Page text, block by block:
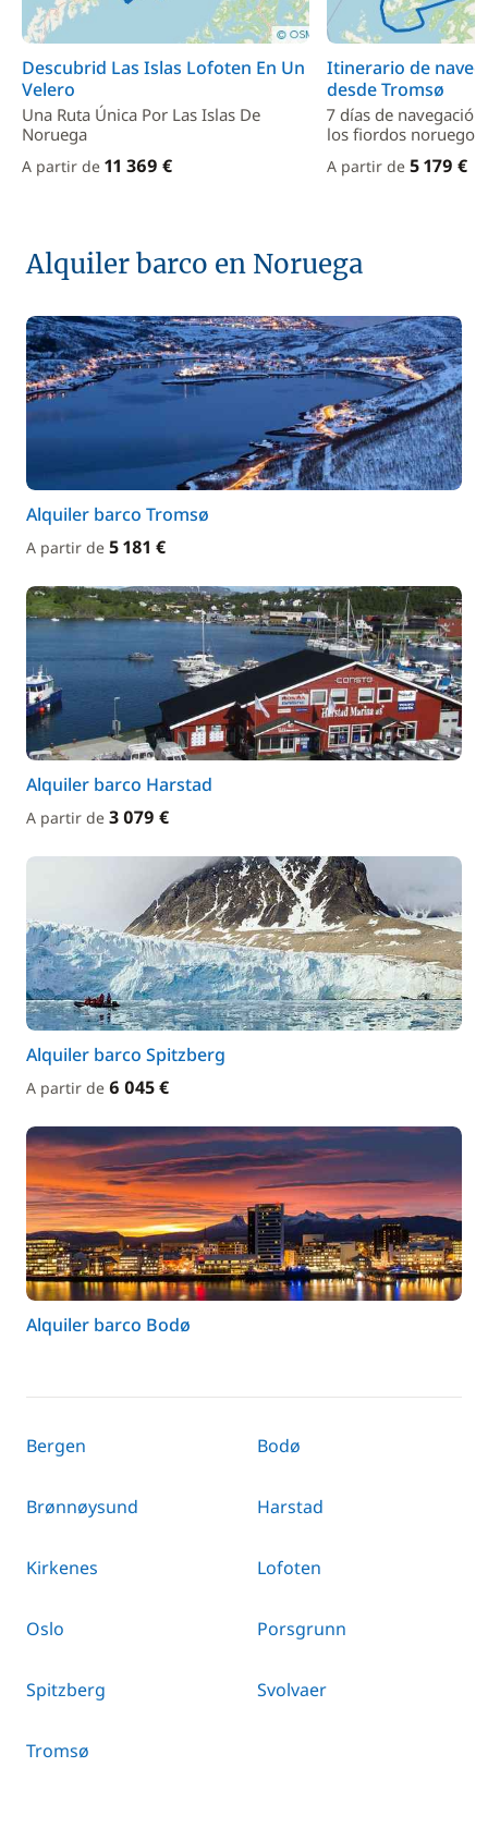
Descubrid Las Islas Lofoten En Un
Velero
Una Ruta Única Por Las Islas De
Noruega
A partir de 11 369 €
Itinerario de
desde Tromsø
7 días de
los fiordos noruegos
A partir de 5 179 €
Alquiler barco en Noruega
Alquiler barco Tromsø
A partir de 5 181 €
Alquiler barco Harstad
A partir de 3 079 €
Alquiler barco Spitzberg
A partir de 6 045 €
Alquiler barco Bodø
Bergen Bodø
Brønnøysund Harstad
Kirkenes Lofoten
Oslo Porsgrunn
Spitzberg Svolvaer
Tromsø